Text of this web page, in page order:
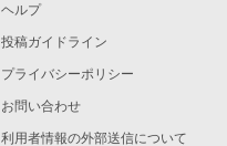
ヘルプ
投稿ガイドライン
プライバシーポリシー
お問い合わせ
利用者情報の外部送信について